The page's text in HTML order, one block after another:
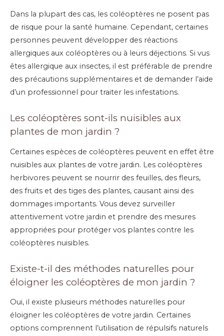
Dans la plupart des cas, les coléoptères ne posent pas
de risque pour la santé humaine. Cependant, certaines
personnes peuvent développer des réactions
allergiques aux coléoptères ou à leurs déjections. Si vus
êtes allergique aux insectes, il est préférable de prendre
des précautions supplémentaires et de demander l’aide
d’un professionnel pour traiter les infestations.
Les coléoptères sont-ils nuisibles aux
plantes de mon jardin ?
Certaines espèces de coléoptères peuvent en effet être
nuisibles aux plantes de votre jardin. Les coléoptères
herbivores peuvent se nourrir des feuilles, des fleurs,
des fruits et des tiges des plantes, causant ainsi des
dommages importants. Vous devez surveiller
attentivement votre jardin et prendre des mesures
appropriées pour protéger vos plantes contre les
coléoptères nuisibles.
Existe-t-il des méthodes naturelles pour
éloigner les coléoptères de mon jardin ?
Oui, il existe plusieurs méthodes naturelles pour
éloigner les coléoptères de votre jardin. Certaines
options comprennent l’utilisation de répulsifs naturels